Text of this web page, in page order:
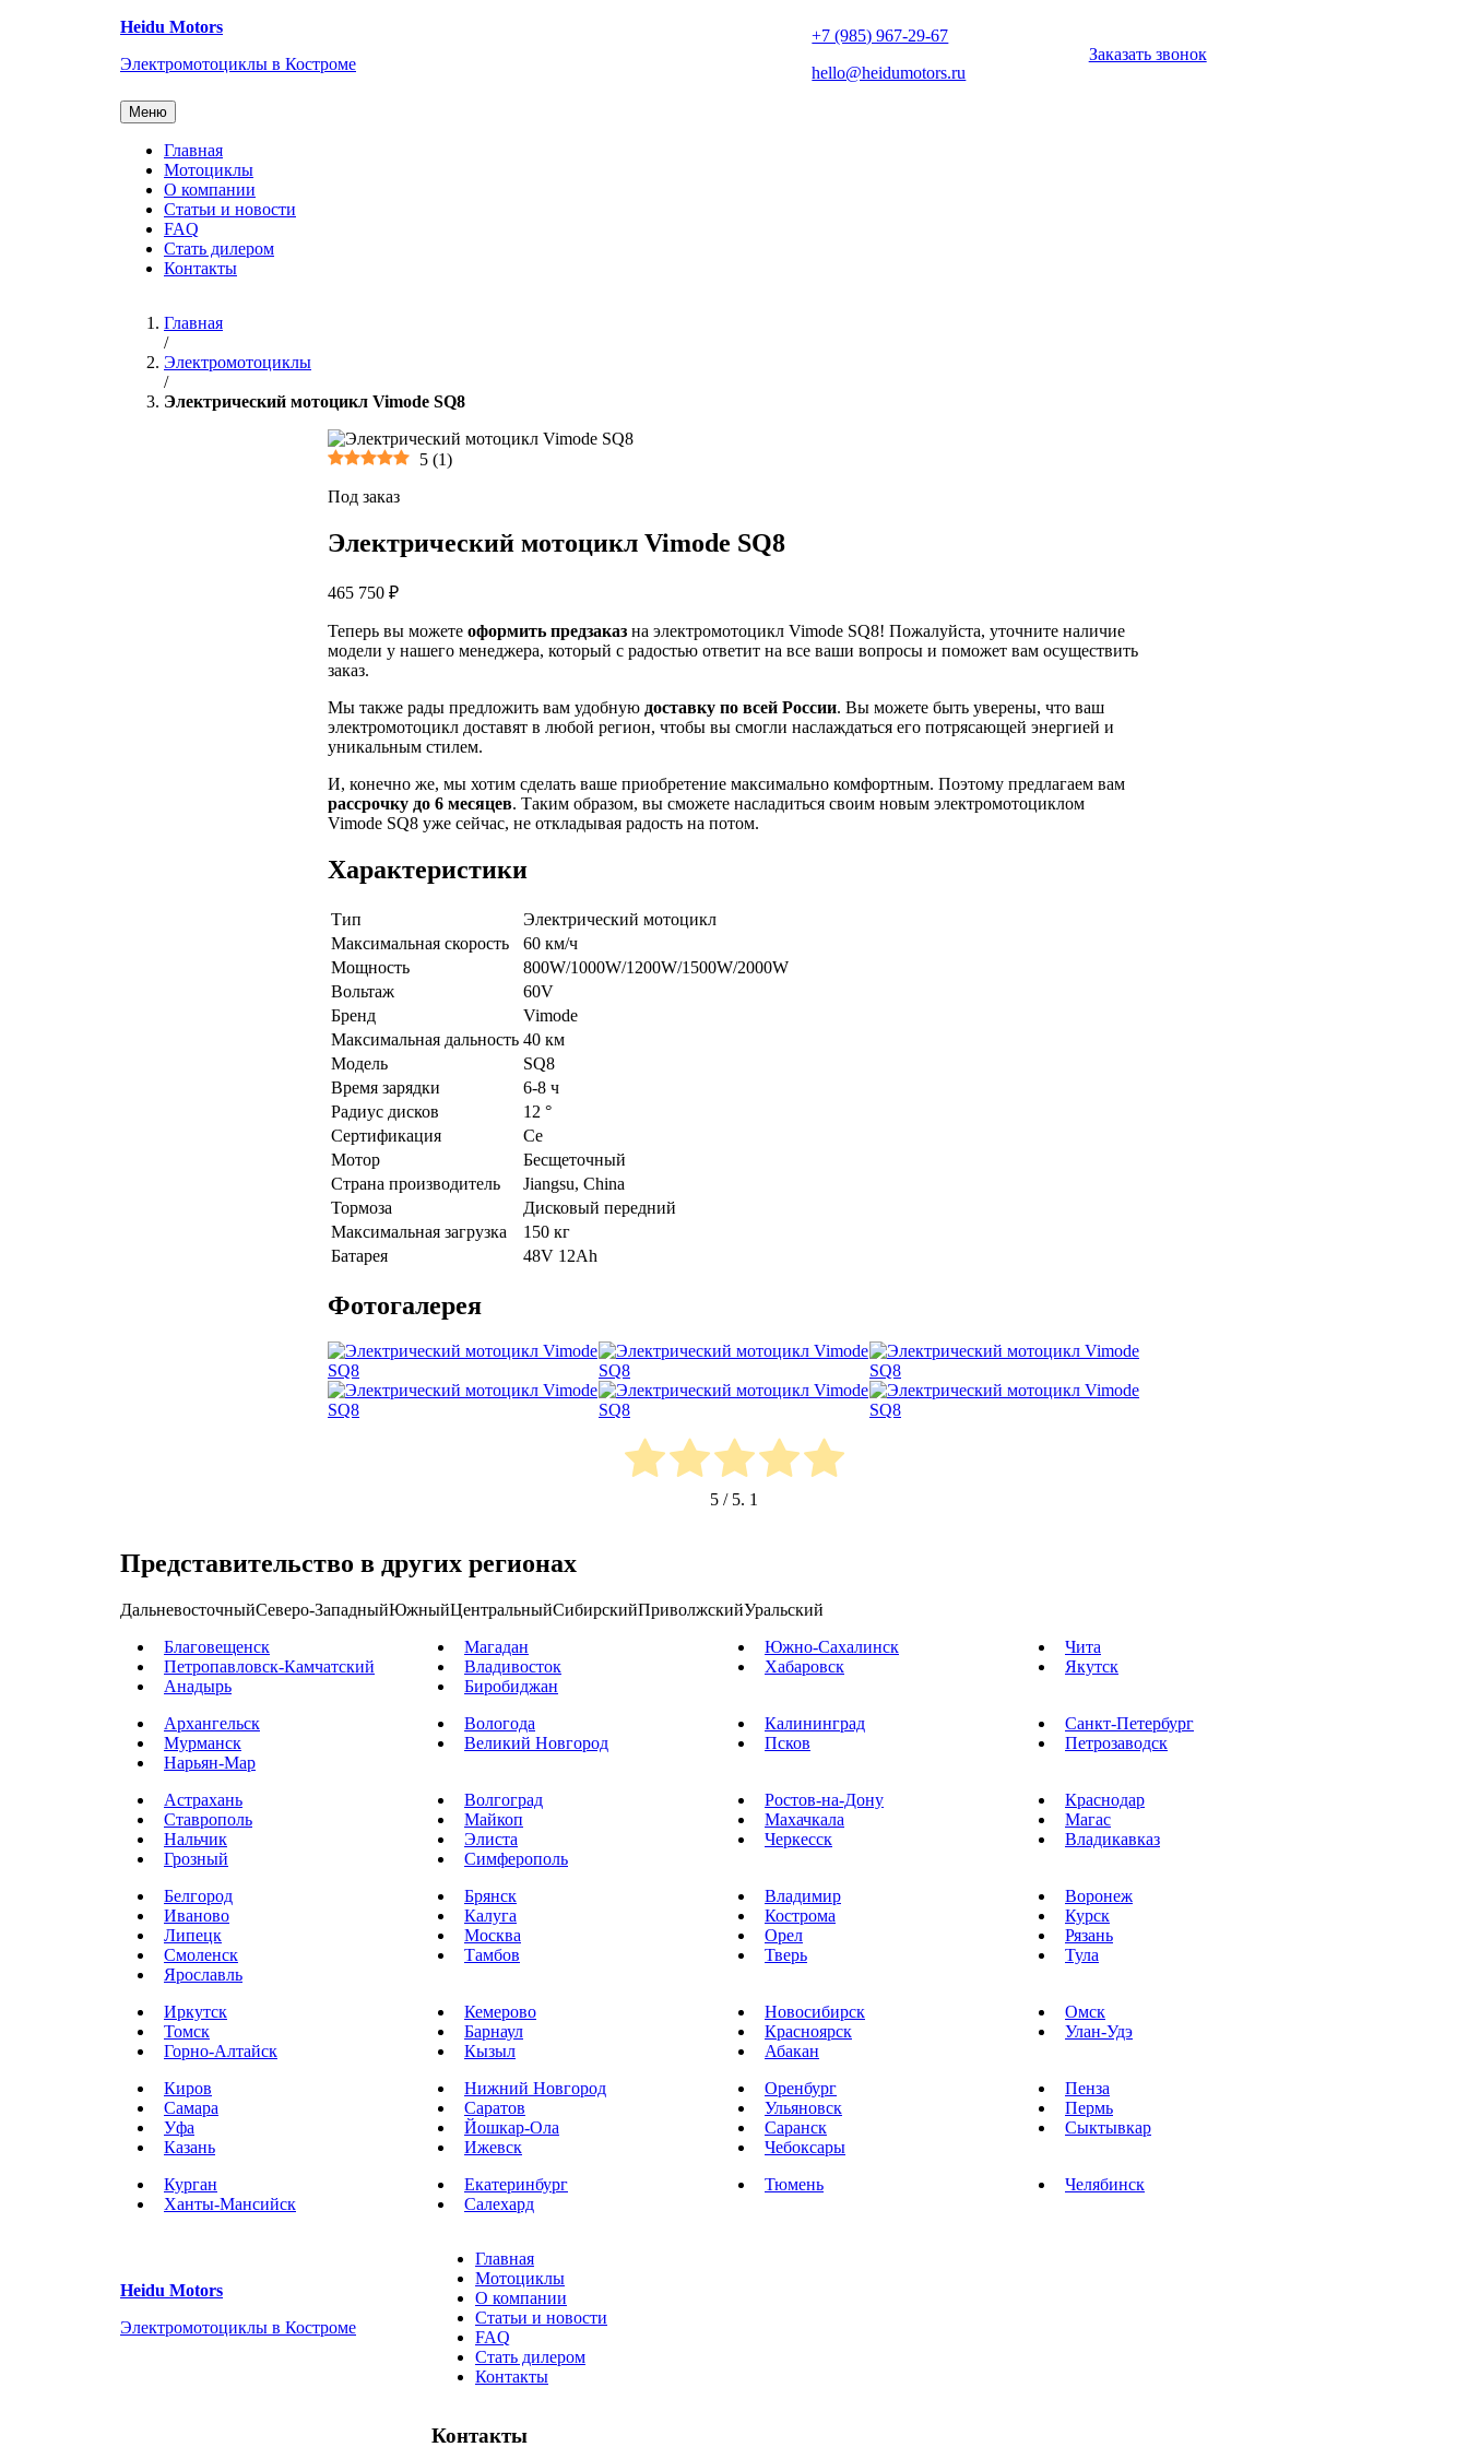
Heidu Motors
Электромотоциклы в Костроме
+7 (985) 967-29-67
hello@heidumotors.ru
Заказать звонок
Меню
Главная
Мотоциклы
О компании
Статьи и новости
FAQ
Стать дилером
Контакты
Главная
/
Электромотоциклы
/
Электрический мотоцикл Vimode SQ8
5 (1)
Под заказ
Электрический мотоцикл Vimode SQ8
465 750 ₽
Теперь вы можете оформить предзаказ на электромотоцикл Vimode SQ8! Пожалуйста, уточните наличие
модели у нашего менеджера, который с радостью ответит на все ваши вопросы и поможет вам осуществить
заказ.
Мы также рады предложить вам удобную доставку по всей России. Вы можете быть уверены, что ваш
электромотоцикл доставят в любой регион, чтобы вы смогли наслаждаться его потрясающей энергией и
уникальным стилем.
И, конечно же, мы хотим сделать ваше приобретение максимально комфортным. Поэтому предлагаем вам
рассрочку до 6 месяцев. Таким образом, вы сможете насладиться своим новым электромотоциклом
Vimode SQ8 уже сейчас, не откладывая радость на потом.
Характеристики
Тип
Электрический мотоцикл
Максимальная скорость
60 км/ч
Мощность
800W/1000W/1200W/1500W/2000W
Вольтаж
60V
Бренд
Vimode
Максимальная дальность 40 км
Модель
SQ8
Время зарядки
6-8 ч
Радиус дисков
12 °
Сертификация
Ce
Мотор
Бесщеточный
Страна производитель
Jiangsu, China
Тормоза
Дисковый передний
Максимальная загрузка
150 кг
Батарея
48V 12Ah
Фотогалерея
5 / 5. 1
Представительство в других регионах
ДальневосточныйСеверо-ЗападныйЮжныйЦентральныйСибирскийПриволжскийУральский
Благовещенск
Магадан Южно-Сахалинск
Чита
Петропавловск-Камчатский
Владивосток Хабаровск
Якутск
Анадырь
Биробиджан
Архангельск
Вологода Калининград
Санкт-Петербург
Мурманск
Великий Новгород Псков
Петрозаводск
Нарьян-Мар
Астрахань
Волгоград Ростов-на-Дону
Краснодар
Ставрополь
Майкоп Махачкала
Магас
Нальчик
Элиста Черкесск
Владикавказ
Грозный
Симферополь
Белгород
Брянск Владимир
Воронеж
Иваново
Калуга Кострома
Курск
Липецк
Москва Орел
Рязань
Смоленск
Тамбов Тверь
Тула
Ярославль
Иркутск
Кемерово Новосибирск
Омск
Томск
Барнаул Красноярск
Улан-Удэ
Горно-Алтайск
Кызыл
Абакан
Киров
Нижний Новгород Оренбург
Пенза
Самара
Саратов Ульяновск
Пермь
Уфа
Йошкар-Ола Саранск
Сыктывкар
Казань
Ижевск
Чебоксары
Курган
Екатеринбург Тюмень
Челябинск
Ханты-Мансийск
Салехард
Heidu Motors
Электромотоциклы в Костроме
Главная
Мотоциклы
О компании
Статьи и новости
FAQ
Стать дилером
Контакты
Контакты